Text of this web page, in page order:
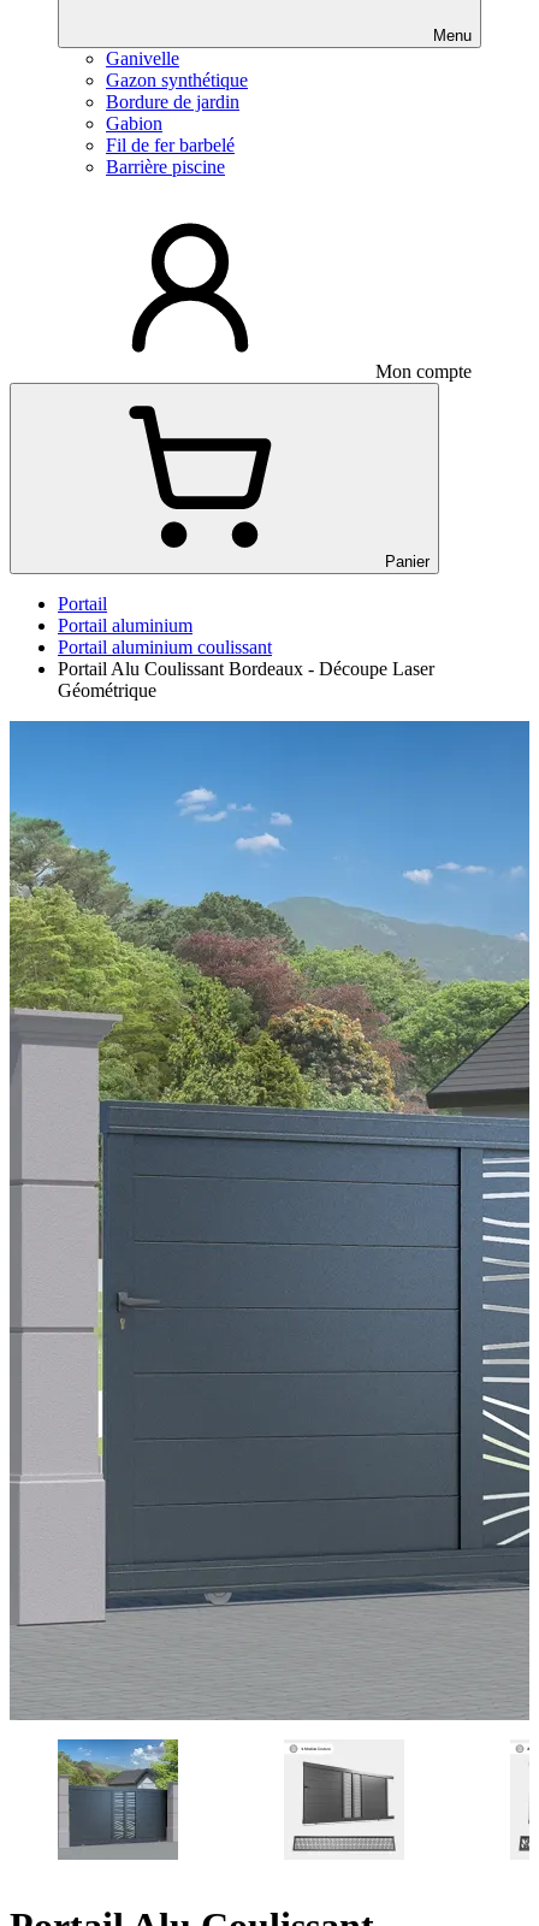
Menu
Ganivelle
Gazon synthétique
Bordure de jardin
Gabion
Fil de fer barbelé
Barrière piscine
Mon compte
Panier
Portail
Portail aluminium
Portail aluminium coulissant
Portail Alu Coulissant Bordeaux - Découpe Laser
Géométrique